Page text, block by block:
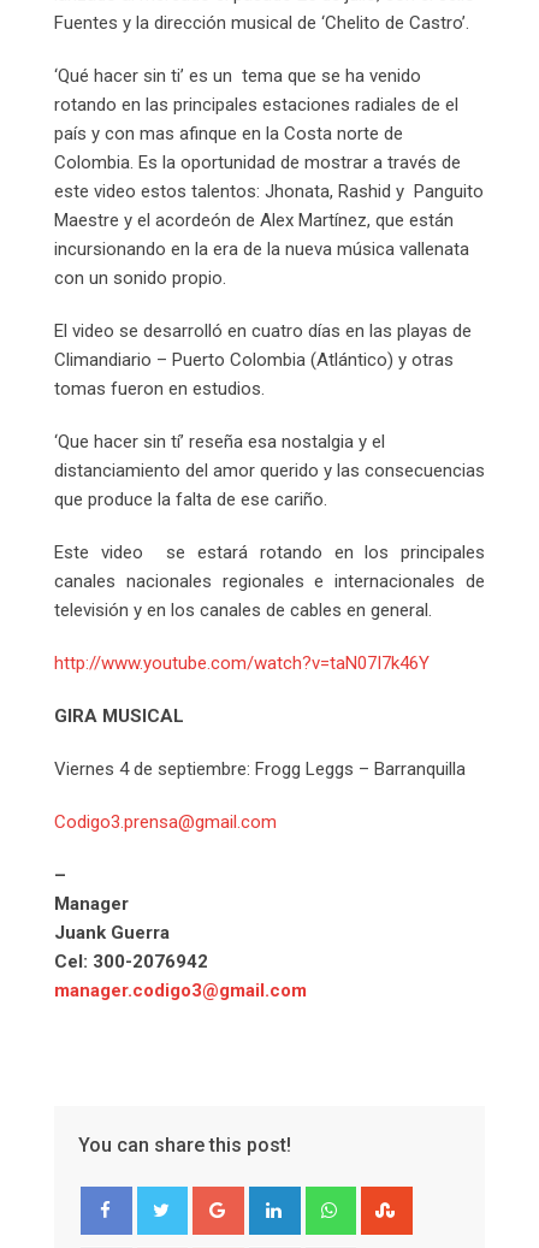
Fuentes y la dirección musical de ‘Chelito de Castro’.
‘Qué hacer sin ti’ es un tema que se ha venido
rotando en las principales estaciones radiales de el
país y con mas afinque en la Costa norte de
Colombia. Es la oportunidad de mostrar a través de
este video estos talentos: Jhonata, Rashid y Panguito
Maestre y el acordeón de Alex Martínez, que están
incursionando en la era de la nueva música vallenata
con un sonido propio.
El video se desarrolló en cuatro días en las playas de
Climandiario – Puerto Colombia (Atlántico) y otras
tomas fueron en estudios.
‘Que hacer sin tí’ reseña esa nostalgia y el
distanciamiento del amor querido y las consecuencias
que produce la falta de ese cariño.
Este video se estará rotando en los principales
canales nacionales regionales e internacionales de
televisión y en los canales de cables en general.
http://www.youtube.com/watch?v=taN07I7k46Y
GIRA MUSICAL
Viernes 4 de septiembre: Frogg Leggs – Barranquilla
Codigo3.prensa@gmail.com
–
Manager
Juank Guerra
Cel: 300-2076942
manager.codigo3@gmail.com
You can share this post!
Google+ LinkedIn Whatsapp